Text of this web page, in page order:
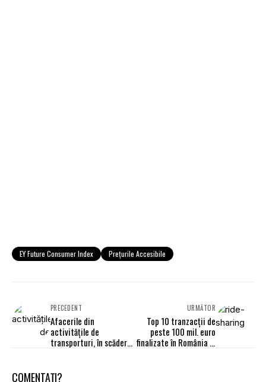
EY Future Consumer Index Prețurile Accesibile
PRECEDENT
Afacerile din
activitățile de
transporturi, în scădere
decembrie
URMĂTOR
Top 10 tranzacții de
peste 100 mil. euro
finalizate în România în
COMENTAȚI?